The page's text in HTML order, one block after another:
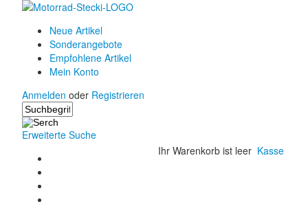
Neue Artikel
Sonderangebote
Empfohlene Artikel
Mein Konto
Anmelden oder Registrieren
Erweiterte Suche
Ihr Warenkorb ist leer Kasse